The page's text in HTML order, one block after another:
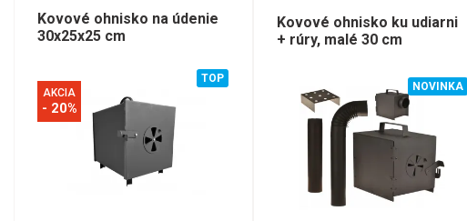
Kovové ohnisko na údenie
30x25x25 cm
AKCIA
- 20%
TOP
Kovové ohnisko ku udiarni
+ rúry, malé 30 cm
NOVINKA